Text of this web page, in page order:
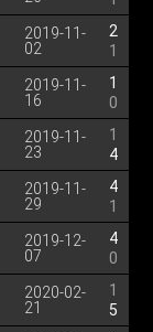
2019-11-
02
2
1
2019-11-
16
1
0
2019-11-
23
1
4
2019-11-
29
4
1
2019-12-
07
4
0
2020-02-
21
1
5